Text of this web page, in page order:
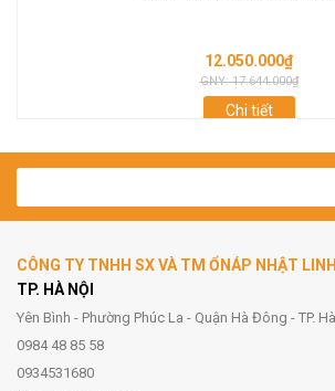
12.050.000₫
GNY: 17.644.000₫
Chi tiết
CÔNG TY TNHH SX VÀ TM ỔNÁP NHẬT
TP. HÀ NỘI
Yên Bình - Phường Phúc La - Quận Hà Đông - TP.
0984 48 85 58
0934531680